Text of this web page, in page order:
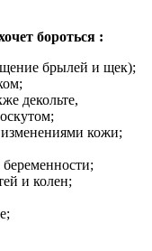
бороться :
брылей и щек);
декольте,
кожи;
и колен;